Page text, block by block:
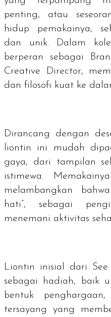
penting, atau
hidup pemakainya,
dan unik. Dalam
berperan sebagai
Creative Director,
dan filosofi kuat ke
Dirancang dengan
liontin ini mudah
gaya, dari tampilan
istimewa.
melambangkan
hati”, sebagai
menemani aktivitas
Liontin inisial dari
sebagai hadiah, baik
bentuk
tersayang yang